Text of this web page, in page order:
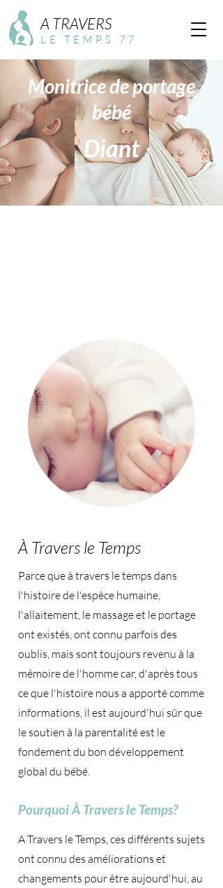
LE TEMPS 77
A TRAVERS
Monitrice de portage
bébé
Diant
À Travers le Temps
Parce que à travers le temps dans
l'histoire de l'espèce humaine,
l'allaitement, le massage et le portage
ont existés, ont connu parfois des
oublis, mais sont toujours revenu à la
mémoire de l'homme car, d'après tous
ce que l'histoire nous a apporté comme
informations, il est aujourd'hui sûr que
le soutien à la parentalité est le
fondement du bon développement
global du bébé.
Pourquoi À Travers le Temps?
A Travers le Temps, ces différents sujets
ont connu des améliorations et
changements pour être aujourd'hui, au